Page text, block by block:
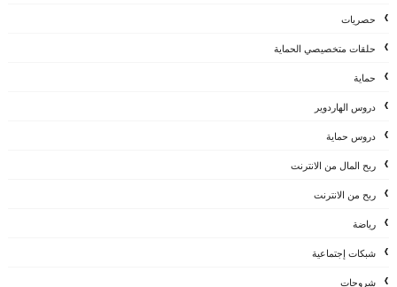
حصريات
حلقات متخصيصي الحماية
حماية
دروس الهاردوير
دروس حماية
ربح المال من الانترنت
ربح من الانترنت
رياضة
شبكات إجتماعية
شروحات